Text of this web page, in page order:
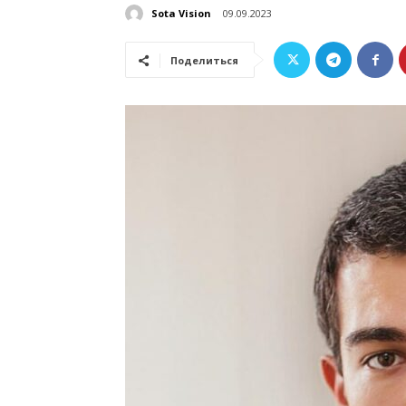
Sota Vision 09.09.2023
Поделиться